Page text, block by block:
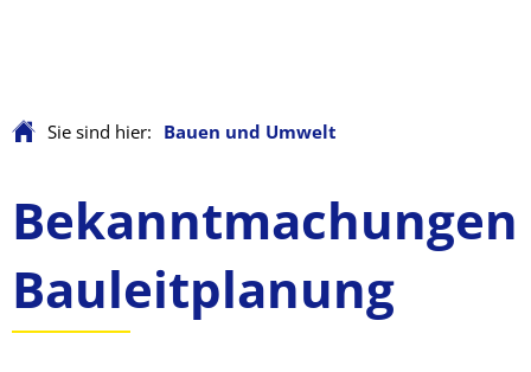
Sie sind hier: Bauen und Umwelt
Bauen
und
Bekanntmachungen
Bauleitplanung